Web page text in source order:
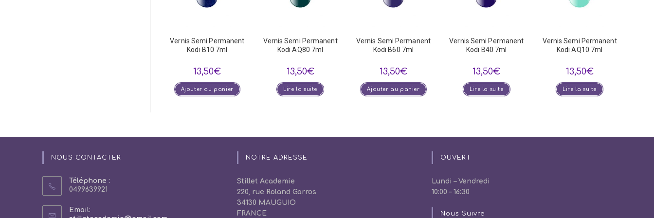
Vernis Semi Permanent
Kodi B10 7ml
13,50€
Ajouter au panier
Vernis Semi Permanent
Kodi AQ80 7ml
13,50€
Lire la suite
Vernis Semi Permanent
Kodi B60 7ml
13,50€
Ajouter au panier
Vernis Semi Permanent
Kodi B40 7ml
13,50€
Lire la suite
Vernis Semi Permanent
Kodi AQ10 7ml
13,50€
Lire la suite
NOUS CONTACTER
Téléphone :
0499639921
Email:
NOTRE ADRESSE
Stillet Academie
220, rue Roland Garros
34130 MAUGUIO
FRANCE
OUVERT
Lundi – Vendredi
10:00 – 16:30
Nous Suivre